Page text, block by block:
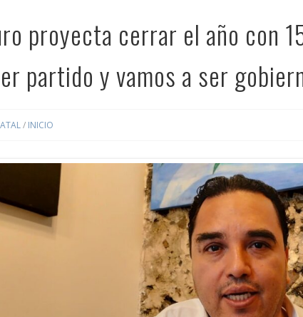
proyecta cerrar el año con
partido y vamos a ser
/ INICIO